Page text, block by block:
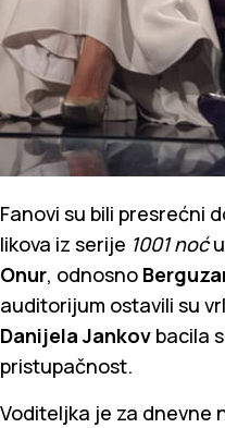
Fanovi su bili presrećni
likova iz serije 1001 noć
Onur, odnosno
auditorijum ostavili su
Danijela Jankov bacila
pristupačnost.
Voditeljka je za dnevne